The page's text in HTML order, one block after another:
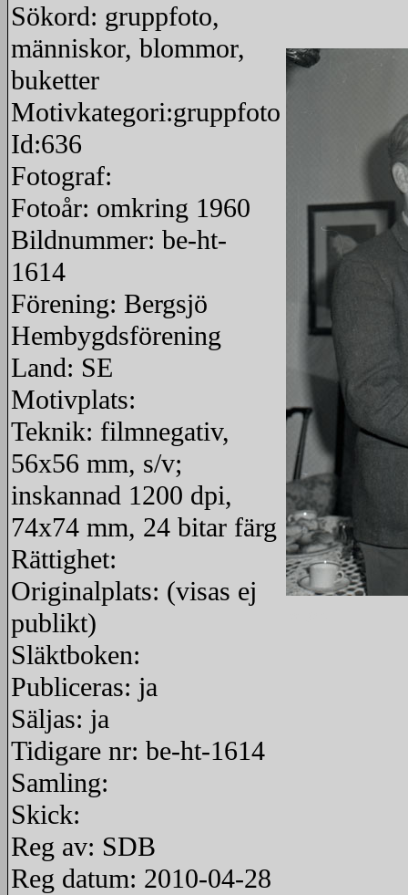
Sökord: gruppfoto,
människor, blommor,
buketter
Motivkategori:gruppfoto
Id:636
Fotograf:
Fotoår: omkring 1960
Bildnummer: be-ht-
1614
Förening: Bergsjö
Hembygdsförening
Land: SE
Motivplats:
Teknik: filmnegativ,
56x56 mm, s/v;
inskannad 1200 dpi,
74x74 mm, 24 bitar färg
Rättighet:
Originalplats: (visas ej
publikt)
Släktboken:
Publiceras: ja
Säljas: ja
Tidigare nr: be-ht-1614
Samling:
Skick:
Reg av: SDB
Reg datum: 2010-04-28